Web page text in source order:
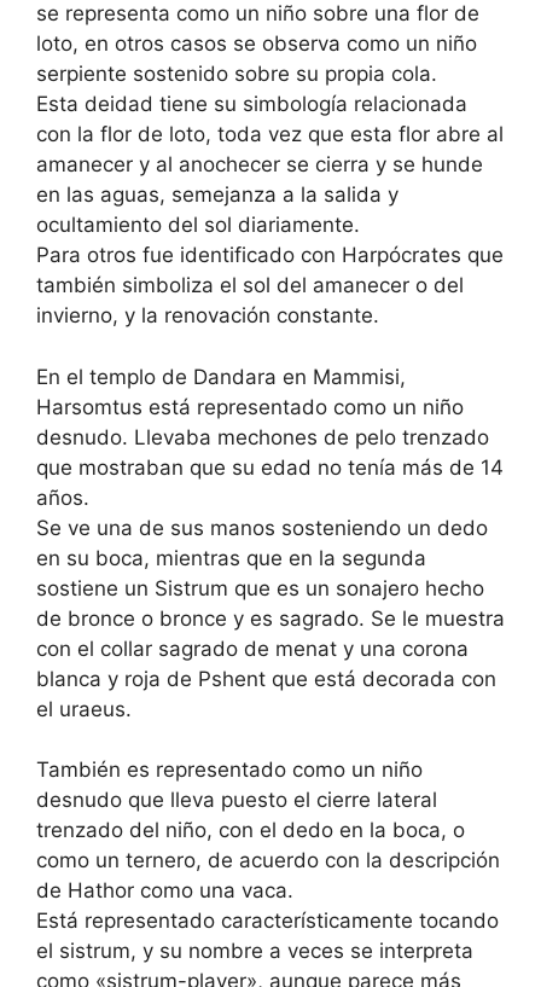
se representa como un niño sobre una flor de
loto, en otros casos se observa como un niño
serpiente sostenido sobre su propia cola.
Esta deidad tiene su simbología relacionada
con la flor de loto, toda vez que esta flor abre al
amanecer y al anochecer se cierra y se hunde
en las aguas, semejanza a la salida y
ocultamiento del sol diariamente.
Para otros fue identificado con Harpócrates que
también simboliza el sol del amanecer o del
invierno, y la renovación constante.
En el templo de Dandara en Mammisi,
Harsomtus está representado como un niño
desnudo. Llevaba mechones de pelo trenzado
que mostraban que su edad no tenía más de 14
años.
Se ve una de sus manos sosteniendo un dedo
en su boca, mientras que en la segunda
sostiene un Sistrum que es un sonajero hecho
de bronce o bronce y es sagrado. Se le muestra
con el collar sagrado de menat y una corona
blanca y roja de Pshent que está decorada con
el uraeus.
También es representado como un niño
desnudo que lleva puesto el cierre lateral
trenzado del niño, con el dedo en la boca, o
como un ternero, de acuerdo con la descripción
de Hathor como una vaca.
Está representado característicamente tocando
el sistrum, y su nombre a veces se interpreta
como «sistrum-player», aunque parece más